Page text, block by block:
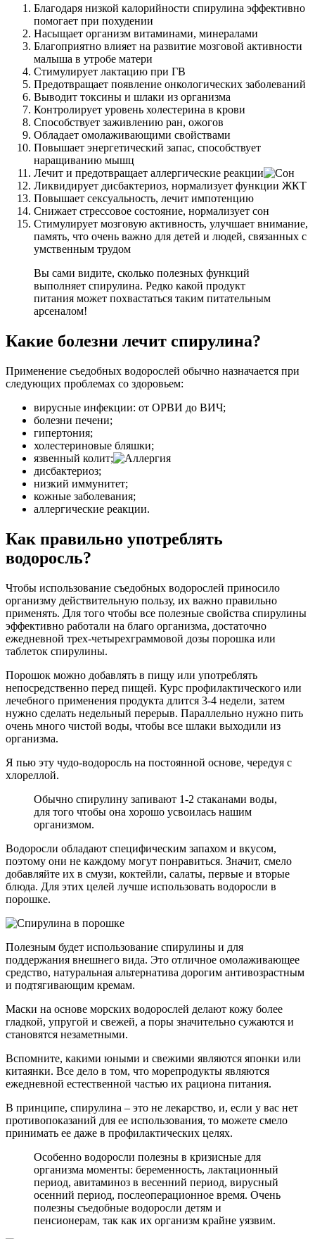
Благодаря низкой калорийности спирулина эффективно
помогает при похудении
Насыщает организм витаминами, минералами
Благоприятно влияет на развитие мозговой активности
малыша в утробе матери
Стимулирует лактацию при ГВ
Предотвращает появление онкологических заболеваний
Выводит токсины и шлаки из организма
Контролирует уровень холестерина в крови
Способствует заживлению ран, ожогов
Обладает омолаживающими свойствами
Повышает энергетический запас, способствует
наращиванию мышц
Лечит и предотвращает аллергические реакции
Ликвидирует дисбактериоз, нормализует функции ЖКТ
Повышает сексуальность, лечит импотенцию
Снижает стрессовое состояние, нормализует сон
Стимулирует мозговую активность, улучшает внимание,
память, что очень важно для детей и людей, связанных с
умственным трудом
Вы сами видите, сколько полезных функций
выполняет спирулина. Редко какой продукт
питания может похвастаться таким питательным
арсеналом!
Какие болезни лечит спирулина?
Применение съедобных водорослей обычно назначается при
следующих проблемах со здоровьем:
вирусные инфекции: от ОРВИ до ВИЧ;
болезни печени;
гипертония;
холестериновые бляшки;
язвенный колит;
дисбактериоз;
низкий иммунитет;
кожные заболевания;
аллергические реакции.
Как правильно употреблять
водоросль?
Чтобы использование съедобных водорослей приносило
организму действительную пользу, их важно правильно
применять. Для того чтобы все полезные свойства спирулины
эффективно работали на благо организма, достаточно
ежедневной трех-четырехграммовой дозы порошка или
таблеток спирулины.
Порошок можно добавлять в пищу или употреблять
непосредственно перед пищей. Курс профилактического или
лечебного применения продукта длится 3-4 недели, затем
нужно сделать недельный перерыв. Параллельно нужно пить
очень много чистой воды, чтобы все шлаки выходили из
организма.
Я пью эту чудо-водоросль на постоянной основе, чередуя с
хлореллой.
Обычно спирулину запивают 1-2 стаканами воды,
для того чтобы она хорошо усвоилась нашим
организмом.
Водоросли обладают специфическим запахом и вкусом,
поэтому они не каждому могут понравиться. Значит, смело
добавляйте их в смузи, коктейли, салаты, первые и вторые
блюда. Для этих целей лучше использовать водоросли в
порошке.
Полезным будет использование спирулины и для
поддержания внешнего вида. Это отличное омолаживающее
средство, натуральная альтернатива дорогим антивозрастным
и подтягивающим кремам.
Маски на основе морских водорослей делают кожу более
гладкой, упругой и свежей, а поры значительно сужаются и
становятся незаметными.
Вспомните, какими юными и свежими являются японки или
китаянки. Все дело в том, что морепродукты являются
ежедневной естественной частью их рациона питания.
В принципе, спирулина – это не лекарство, и, если у вас нет
противопоказаний для ее использования, то можете смело
принимать ее даже в профилактических целях.
Особенно водоросли полезны в кризисные для
организма моменты: беременность, лактационный
период, авитаминоз в весенний период, вирусный
осенний период, послеоперационное время. Очень
полезны съедобные водоросли детям и
пенсионерам, так как их организм крайне уязвим.